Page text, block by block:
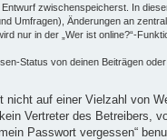
zwischenspeicherst. In
Umfragen), Änderungen an
nur in der „Wer ist online?“-
Status von deinen Beiträgen
nicht auf einer Vielzahl von
Vertreter des Betreibers,
Passwort vergessen“